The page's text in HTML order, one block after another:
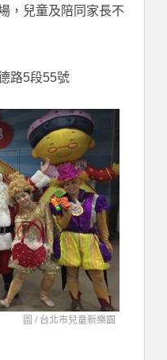
，兒童及陪同家長不
路5段55號
圖 / 台北市兒童新樂園